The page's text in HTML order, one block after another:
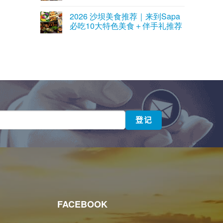
2026 沙坝美食推荐｜来到Sapa
必吃10大特色美食＋伴手礼推荐
FACEBOOK